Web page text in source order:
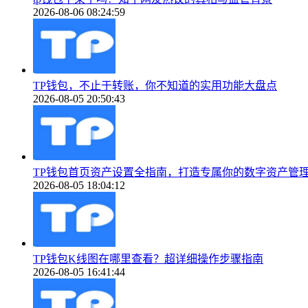
2026-08-06 08:24:59
TP钱包，不止于转账，你不知道的实用功能大盘点
2026-08-05 20:50:43
TP钱包首页资产设置全指南，打造专属你的数字资产管
2026-08-05 18:04:12
TP钱包K线图在哪里查看？超详细操作步骤指南
2026-08-05 16:41:44